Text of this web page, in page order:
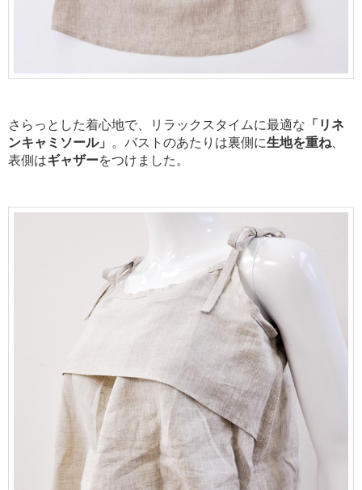
さらっとした着心地で、リラックスタイムに最適な 「リネ
ンキャミソール」 。バストのあたりは裏側に生地を重ね、
表側はギャザーをつけました。